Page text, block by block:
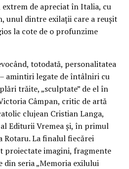
de apreciat în Italia, cu
unul dintre exilații care a reușit
la cote de o profunzime
totodată, personalitatea
amintiri legate de întâlniri cu
trăite, „sculptate” de el în
Câmpan, critic de artă
clujean Cristian Langa,
Editurii Vremea și, în primul
Rotaru. La finalul fiecărei
proiectate imagini, fragmente
seria „Memoria exilului